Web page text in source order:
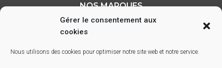
Gérer le consentement aux
cookies
Nous utilisons des cookies pour optimiser notre site web et notre service.
NOS MARQUES
Retrouvez tous nos partenaires